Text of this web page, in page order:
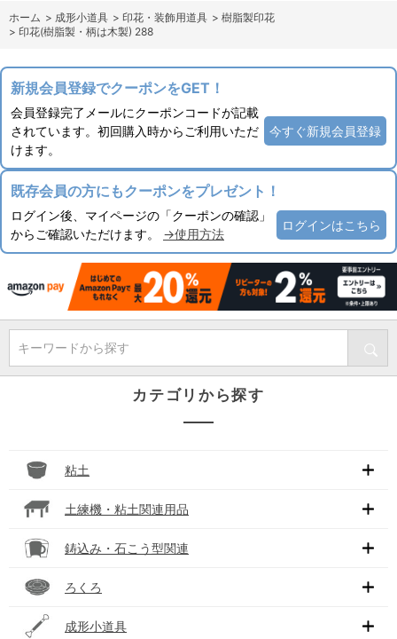
ホーム > 成形小道具 > 印花・装飾用道具 > 樹脂製印花
> 印花(樹脂製・柄は木製) 288
新規会員登録でクーポンをGET！
会員登録完了メールにクーポンコードが記載
されています。初回購入時からご利用いただ
けます。
今すぐ新規会員登録
既存会員の方にもクーポンをプレゼント！
ログイン後、マイページの「クーポンの確認」
からご確認いただけます。 →使用方法
ログインはこちら
キーワードから探す
カテゴリから探す
粘土
土練機・粘土関連用品
鋳込み・石こう型関連
ろくろ
成形小道具